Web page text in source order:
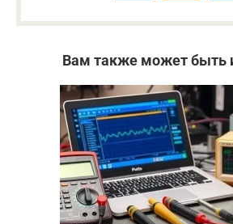
Вам также может быть